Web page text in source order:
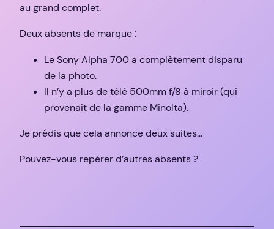
au grand complet.
Deux absents de marque :
Le Sony Alpha 700 a complètement disparu
de la photo.
Il n’y a plus de télé 500mm f/8 à miroir (qui
provenait de la gamme Minolta).
Je prédis que cela annonce deux suites…
Pouvez-vous repérer d’autres absents ?